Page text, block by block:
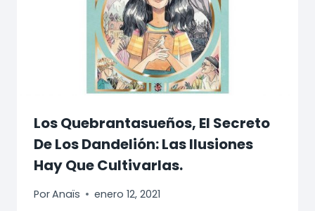
Los Quebrantasueños, El Secreto
De Los Dandelión: Las Ilusiones
Hay Que Cultivarlas.
PorAnaïs enero 12, 2021